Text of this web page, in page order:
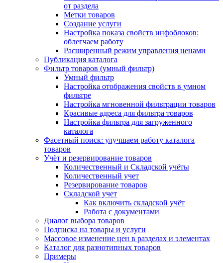
от раздела
Метки товаров
Создание услуги
Настройка показа свойств инфоблоков:
облегчаем работу
Расширенный режим управления ценами
Публикация каталога
Фильтр товаров (умный фильтр)
Умный фильтр
Настройка отображения свойств в умном
фильтре
Настройка мгновенной фильтрации товаров
Красивые адреса для фильтра товаров
Настройка фильтра для загруженного
каталога
Фасетный поиск: улучшаем работу каталога
товаров
Учёт и резервирование товаров
Количественный и Складской учёты
Количественный учет
Резервирование товаров
Складской учет
Как включить складской учёт
Работа с документами
Диалог выбора товаров
Подписка на товары и услуги
Массовое изменение цен в разделах и элементах
Каталог для разнотипных товаров
Примеры